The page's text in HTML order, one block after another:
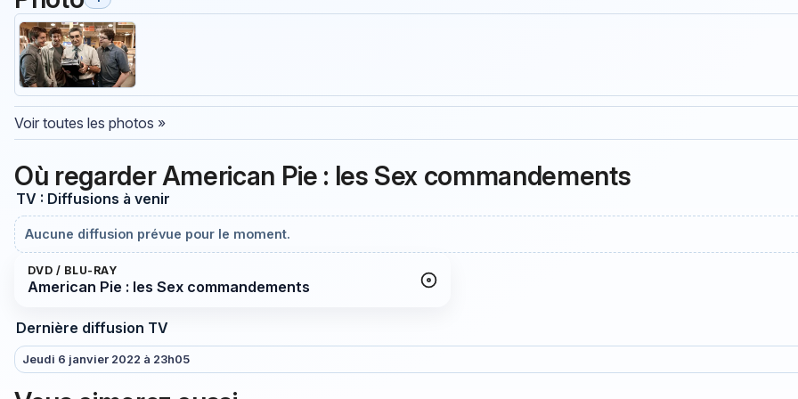
Voir toutes les photos »
Où regarder American Pie : les Sex commandements
TV : Diffusions à venir
Aucune diffusion prévue pour le moment.
DVD / BLU-RAY
American Pie : les Sex commandements
Dernière diffusion TV
Jeudi 6 janvier 2022 à 23h05